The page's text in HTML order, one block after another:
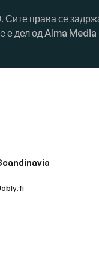
права се
е дел одAlma Media